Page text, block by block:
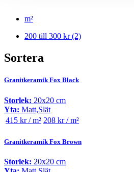
m²
200 till 300 kr(2)
Sortera
Granitkeramik Fox Black
Storlek: 20x20 cm
Yta: Matt,Slät
415 kr / m² 208 kr / m²
Granitkeramik Fox Brown
Storlek: 20x20 cm